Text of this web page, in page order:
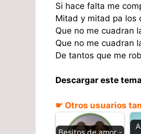
Si hace falta me
Mitad y mitad pa los
Que no me cuadran
Que no me cuadran
De tantos que me
Descargar este tema
☛ Otros usuarios
Besitos de amor -